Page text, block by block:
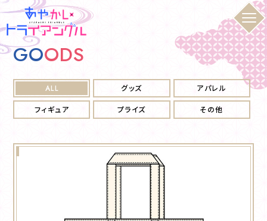
GOODS
ALL グッズ
アパレル
フィギュア
プライズ その他